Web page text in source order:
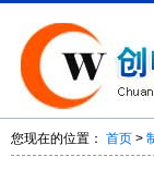
您现在的位置： 首页 >